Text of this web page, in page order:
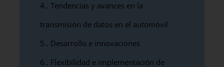
4. Tendencias y avances en la
transmisión de datos en el automóvil
5. Desarrollo e innovaciones
6. Flexibilidad e implementación de